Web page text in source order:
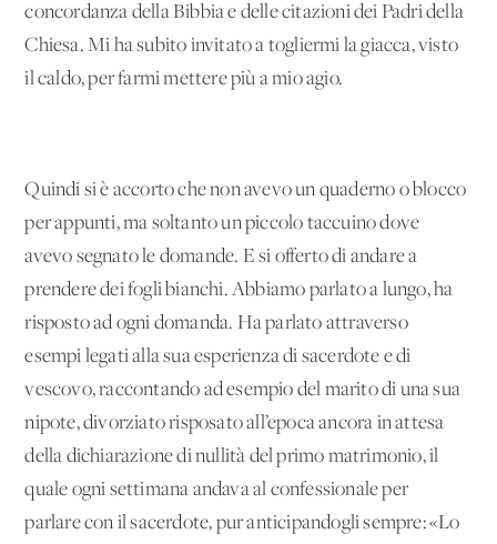
concordanza della Bibbia e delle citazioni dei Padri della
Chiesa. Mi ha subito invitato a togliermi la giacca, visto
il caldo, per farmi mettere più a mio agio.
Quindi si è accorto che non avevo un quaderno o blocco
per appunti, ma soltanto un piccolo taccuino dove
avevo segnato le domande. E si offerto di andare a
prendere dei fogli bianchi. Abbiamo parlato a lungo, ha
risposto ad ogni domanda. Ha parlato attraverso
esempi legati alla sua esperienza di sacerdote e di
vescovo, raccontando ad esempio del marito di una sua
nipote, divorziato risposato all’epoca ancora in attesa
della dichiarazione di nullità del primo matrimonio, il
quale ogni settimana andava al confessionale per
parlare con il sacerdote, pur anticipandogli sempre: «Lo